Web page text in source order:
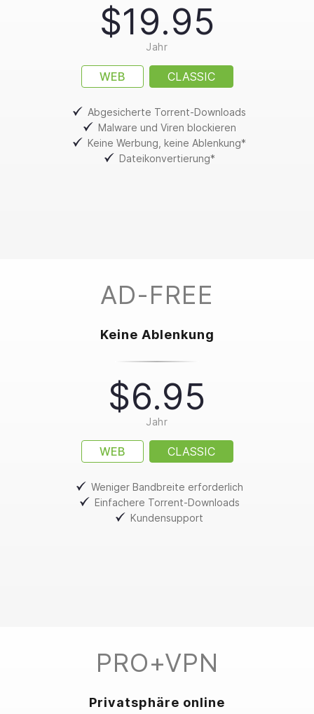
PRO+VPN
Privatsphäre online
$19.95
Jahr
WEB CLASSIC
Abgesicherte Torrent-Downloads
Malware und Viren blockieren
Keine Werbung, keine Ablenkung*
Dateikonvertierung*
AD-FREE
Keine Ablenkung
$6.95
Jahr
WEB CLASSIC
Weniger Bandbreite erforderlich
Einfachere Torrent-Downloads
Kundensupport